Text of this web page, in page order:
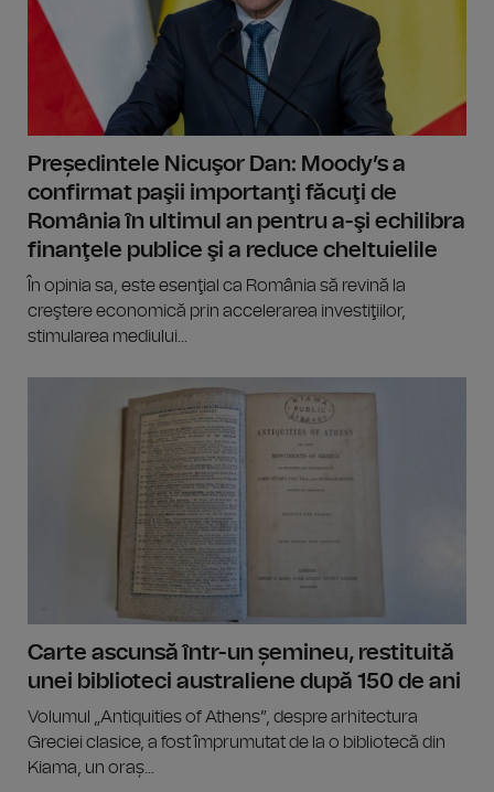
Președintele Nicuşor Dan: Moody’s a
confirmat paşii importanţi făcuţi de
România în ultimul an pentru a-şi echilibra
finanţele publice şi a reduce cheltuielile
În opinia sa, este esenţial ca România să revină la
creştere economică prin accelerarea investiţiilor,
stimularea mediului...
Carte ascunsă într-un șemineu, restituită
unei biblioteci australiene după 150 de ani
Volumul „Antiquities of Athens”, despre arhitectura
Greciei clasice, a fost împrumutat de la o bibliotecă din
Kiama, un oraș...